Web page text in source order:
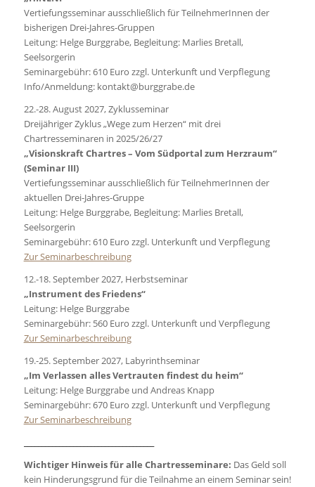
Vertiefungsseminar ausschließlich für TeilnehmerInnen der
bisherigen Drei-Jahres-Gruppen
Leitung: Helge Burggrabe, Begleitung: Marlies Bretall,
Seelsorgerin
Seminargebühr: 610 Euro zzgl. Unterkunft und Verpflegung
Info/Anmeldung: kontakt@burggrabe.de
22.-28. August 2027, Zyklusseminar
Dreijähriger Zyklus „Wege zum Herzen“ mit drei
Chartresseminaren in 2025/26/27
„Visionskraft Chartres – Vom Südportal zum Herzraum“
(Seminar III)
Vertiefungsseminar ausschließlich für TeilnehmerInnen der
aktuellen Drei-Jahres-Gruppe
Leitung: Helge Burggrabe, Begleitung: Marlies Bretall,
Seelsorgerin
Seminargebühr: 610 Euro zzgl. Unterkunft und Verpflegung
Zur Seminarbeschreibung
12.-18. September 2027, Herbstseminar
„Instrument des Friedens“
Leitung: Helge Burggrabe
Seminargebühr: 560 Euro zzgl. Unterkunft und Verpflegung
Zur Seminarbeschreibung
19.-25. September 2027, Labyrinthseminar
„Im Verlassen alles Vertrauten findest du heim“
Leitung: Helge Burggrabe und Andreas Knapp
Seminargebühr: 670 Euro zzgl. Unterkunft und Verpflegung
Zur Seminarbeschreibung
Wichtiger Hinweis für alle Chartresseminare: Das Geld soll
kein Hinderungsgrund für die Teilnahme an einem Seminar sein!